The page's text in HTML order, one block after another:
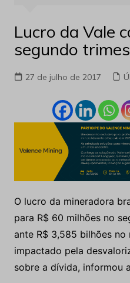
Lucro da Vale
segundo
27 de julho de 2017
O lucro da mineradora
para R$ 60 milhões no
ante R$ 3,585 bilhões no
impactado pela
sobre a dívida, informou